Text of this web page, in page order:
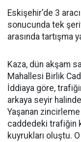
Eskişehir'de 3
sonucunda tek
arasında tartışma
Kaza, dün akşam
Mahallesi Birlik
İddiaya göre,
arkaya seyir
Yaşanan
caddedeki trafiğin
kuyrukları oluştu.